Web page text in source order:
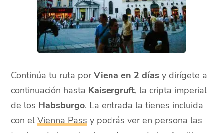
Continúa tu ruta porViena en 2 días y dirígete a
continuación hasta Kaisergruft, la cripta imperial
de los Habsburgo. La entrada la tienes incluida
con elVienna Pass y podrás ver en persona las